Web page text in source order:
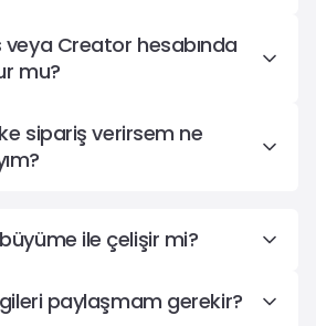
veya Creator hesabında
mu?
sipariş verirsem ne
ile çelişir mi?
paylaşmam gerekir?